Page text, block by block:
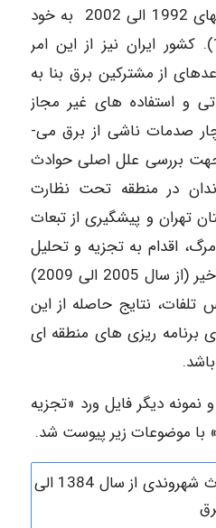
گرفتگی شغلی را بین سال­های 1992 الی 2002 به خود
اختصاص داده است (14). کشور ایران نیز از این امر
از مشترکین برق بنا به
و استفاده­ های غیر مجاز
مصرف­ کنندگان و غیره دچار صدمات ناشی از برق می­
بررسی علل اصلی حوادث
در منطقه تحت نظارت
تهران و پیشگیری از تبعات
اقدام به تجزیه و تحلیل
حوادث شهروندی 5 ساله اخیر (از سال 2005 الی 2009)
تلفات، نتایج حاصله از این
برنامه ریزی های منطقه ای
دیگر فایل ورد «تجزیه
با موضوعات زیر پیوست شد.
تجزیه و تحلیل حوادث شهروندی از سال 1384 الی